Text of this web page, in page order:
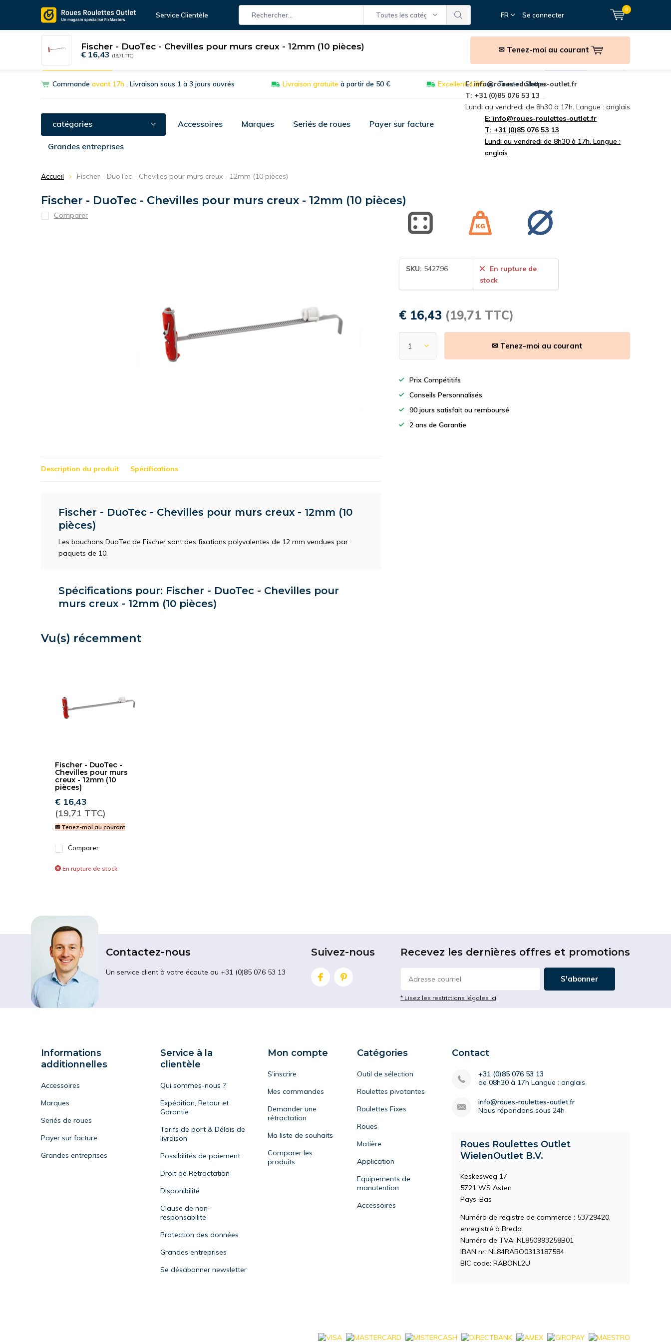
Service Clientèle Toutes les catégories FR Se connecter
0
Outil de sélection Roulettes pivotantes
Commande avant 17h , Livraison sous 1 à 3 jours ouvrés Livraison gratuite à partir de 50 € Excellent 4,8/5sur Trusted Shops
E:info@roues-roulettes-outlet.fr
T: +31 (0)85 076 53 13
Lundi au vendredi de 8h30 à 17h. Langue : anglais
catégories Accessoires Marques Seriés de roues Payer sur facture
Grandes entreprises
E: info@roues-roulettes-outlet.fr
T: +31 (0)85 076 53 13
Lundi au vendredi de 8h30 à 17h. Langue :
anglais
Accueil Fischer - DuoTec - Chevilles pour murs creux - 12mm (10 pièces)
Fischer - DuoTec - Chevilles pour murs creux - 12mm (10 pièces)
Comparer
SKU: 542796
En rupture de
stock
€ 16,43 (19,71 TTC)
✉ Tenez-moi au courant
Prix Compétitifs
Conseils Personnalisés
90 jours satisfait ou remboursé
2 ans de Garantie
Description du produit Spécifications
Fischer - DuoTec - Chevilles pour murs creux - 12mm (10
pièces)
Les bouchons DuoTec de Fischer sont des fixations polyvalentes de 12 mm vendues par
paquets de 10.
Spécifications pour: Fischer - DuoTec - Chevilles pour
murs creux - 12mm (10 pièces)
Vu(s) récemment
Fischer - DuoTec -
Chevilles pour murs
creux - 12mm (10
pièces)
€ 16,43
(19,71 TTC)
✉ Tenez-moi au courant
Comparer
En rupture de stock
Fischer - DuoTec - Chevilles pour murs creux - 12mm (10 pièces)
€ 16,43
(19,71 TTC)
✉ Tenez-moi au courant
Contactez-nous
Un service client à votre écoute au +31 (0)85 076 53 13
Suivez-nous Recevez les dernières offres et promotions
S'abonner
* Lisez les restrictions légales ici
Informations
additionnelles
Accessoires
Marques
Seriés de roues
Payer sur facture
Grandes entreprises
Service à la
clientèle
Qui sommes-nous ?
Expédition, Retour et
Garantie
Tarifs de port & Délais de
livraison
Possibilités de paiement
Droit de Retractation
Disponibilité
Clause de non-
responsabilite
Protection des données
Grandes entreprises
Se désabonner newsletter
Mon compte
S'inscrire
Mes commandes
Demander une
rétractation
Ma liste de souhaits
Comparer les
produits
Catégories
Outil de sélection
Roulettes pivotantes
Roulettes Fixes
Roues
Matière
Application
Equipements de
manutention
Accessoires
Contact
+31 (0)85 076 53 13
de 08h30 à 17h Langue : anglais
info@roues-roulettes-outlet.fr
Nous répondons sous 24h
Roues Roulettes Outlet
WielenOutlet B.V.
Keskesweg 17
5721 WS Asten
Pays-Bas
Numéro de registre de commerce : 53729420,
enregistré à Breda.
Numéro de TVA: NL850993258B01
IBAN nr: NL84RABO0313187584
BIC code: RABONL2U